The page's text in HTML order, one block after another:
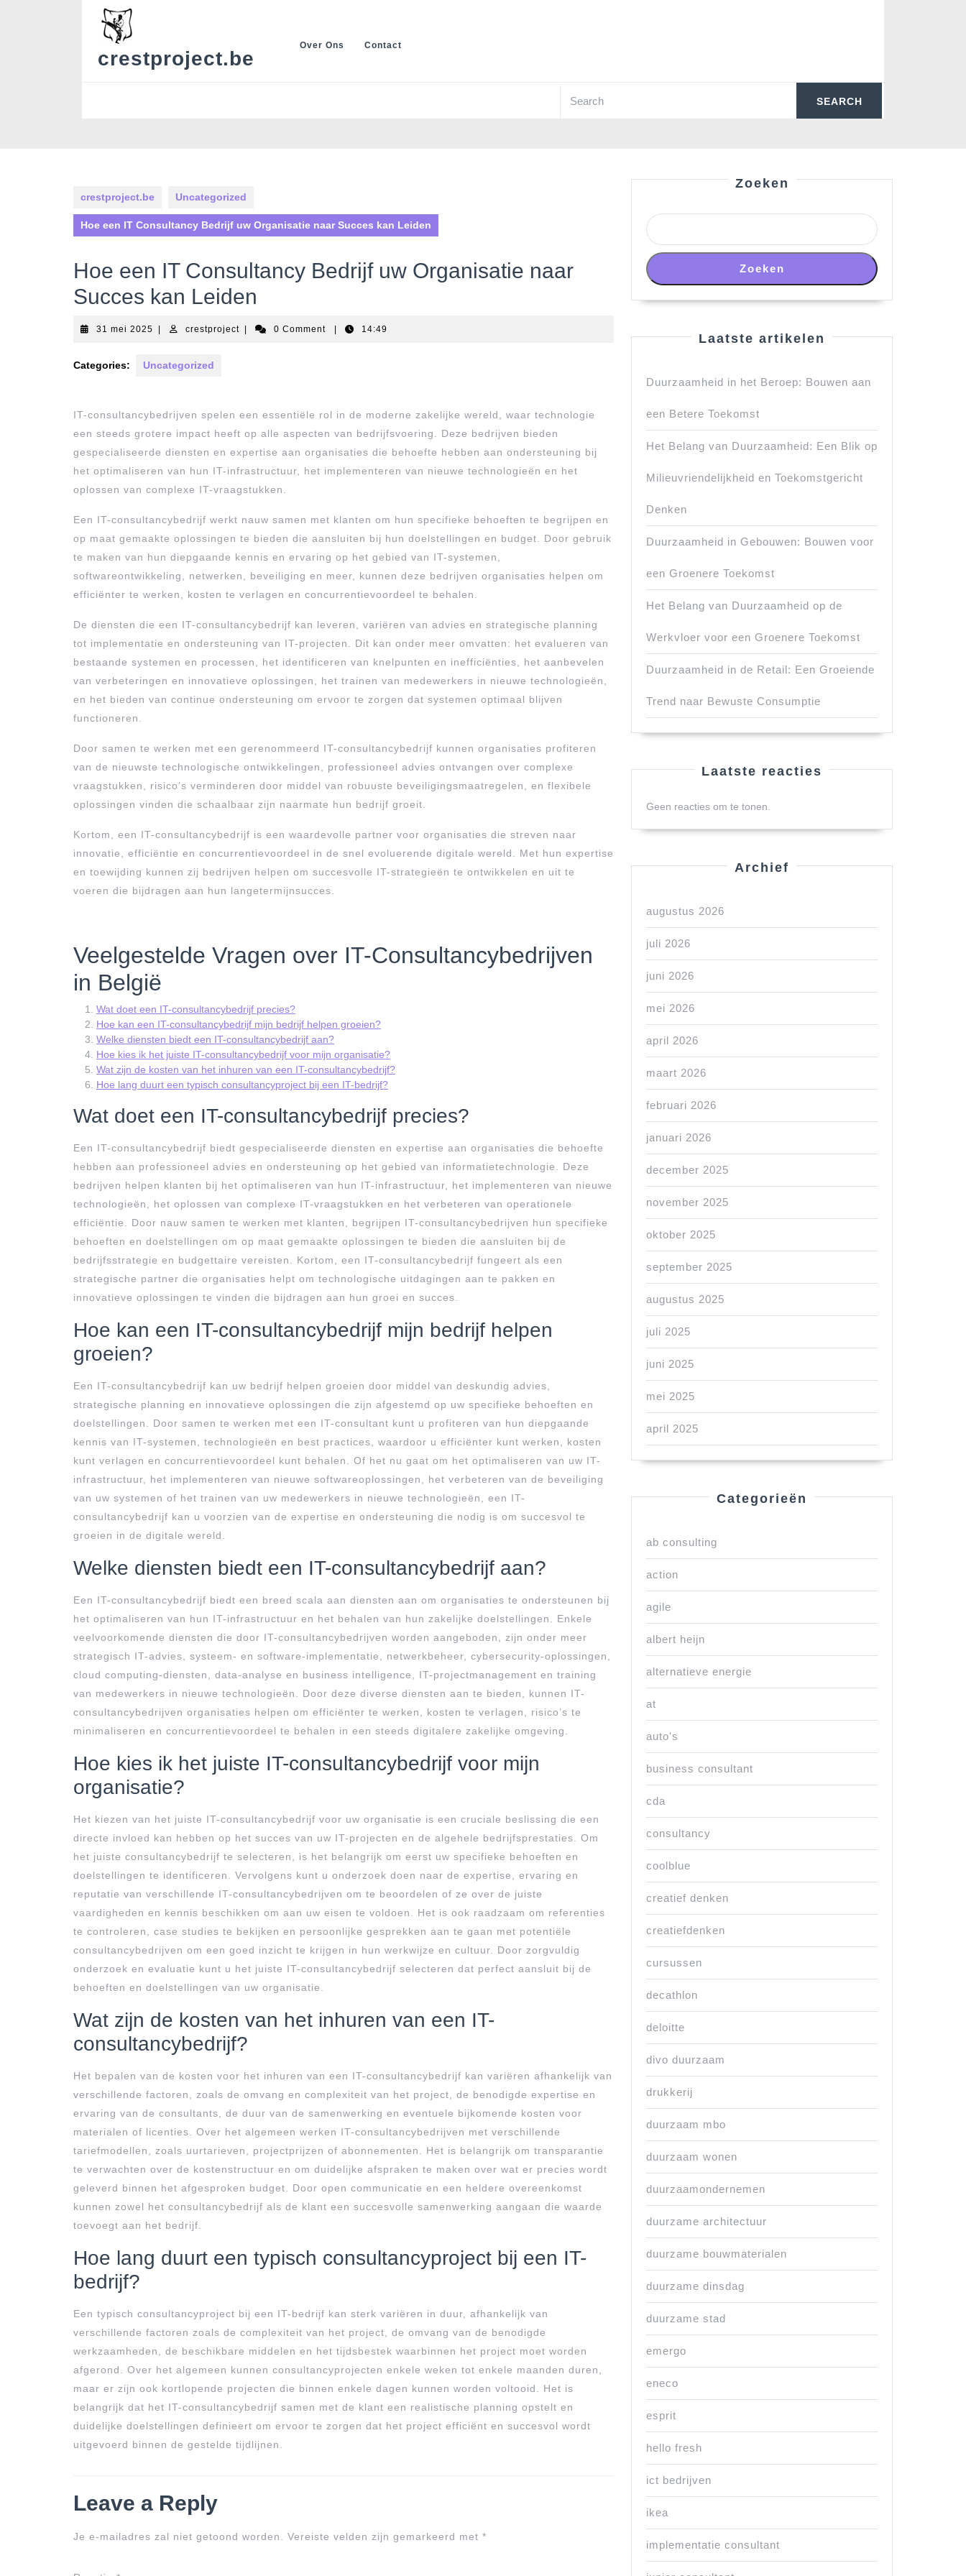
crestproject.be
Over Ons Contact
Search
crestproject.be Uncategorized
Hoe een IT Consultancy Bedrijf uw Organisatie naar Succes kan Leiden
Hoe een IT Consultancy Bedrijf uw Organisatie naar
Succes kan Leiden
31 mei 2025 31
crestprojectcrestproject0 Comment 14:49
Categories: Uncategorized
IT-consultancybedrijven spelen een essentiële rol in de moderne zakelijke wereld, waar technologie
een steeds grotere impact heeft op alle aspecten van bedrijfsvoering. Deze bedrijven bieden
gespecialiseerde diensten en expertise aan organisaties die behoefte hebben aan ondersteuning bij
het optimaliseren van hun IT-infrastructuur, het implementeren van nieuwe technologieën en het
oplossen van complexe IT-vraagstukken.
Een IT-consultancybedrijf werkt nauw samen met klanten om hun specifieke behoeften te begrijpen en
op maat gemaakte oplossingen te bieden die aansluiten bij hun doelstellingen en budget. Door gebruik
te maken van hun diepgaande kennis en ervaring op het gebied van IT-systemen,
softwareontwikkeling, netwerken, beveiliging en meer, kunnen deze bedrijven organisaties helpen om
efficiënter te werken, kosten te verlagen en concurrentievoordeel te behalen.
De diensten die een IT-consultancybedrijf kan leveren, variëren van advies en strategische planning
tot implementatie en ondersteuning van IT-projecten. Dit kan onder meer omvatten: het evalueren van
bestaande systemen en processen, het identificeren van knelpunten en inefficiënties, het aanbevelen
van verbeteringen en innovatieve oplossingen, het trainen van medewerkers in nieuwe technologieën,
en het bieden van continue ondersteuning om ervoor te zorgen dat systemen optimaal blijven
functioneren.
Door samen te werken met een gerenommeerd IT-consultancybedrijf kunnen organisaties profiteren
van de nieuwste technologische ontwikkelingen, professioneel advies ontvangen over complexe
vraagstukken, risico’s verminderen door middel van robuuste beveiligingsmaatregelen, en flexibele
oplossingen vinden die schaalbaar zijn naarmate hun bedrijf groeit.
Kortom, een IT-consultancybedrijf is een waardevolle partner voor organisaties die streven naar
innovatie, efficiëntie en concurrentievoordeel in de snel evoluerende digitale wereld. Met hun expertise
en toewijding kunnen zij bedrijven helpen om succesvolle IT-strategieën te ontwikkelen en uit te
voeren die bijdragen aan hun langetermijnsucces.
Veelgestelde Vragen over IT-Consultancybedrijven
in België
Wat doet een IT-consultancybedrijf precies?
Hoe kan een IT-consultancybedrijf mijn bedrijf helpen groeien?
Welke diensten biedt een IT-consultancybedrijf aan?
Hoe kies ik het juiste IT-consultancybedrijf voor mijn organisatie?
Wat zijn de kosten van het inhuren van een IT-consultancybedrijf?
Hoe lang duurt een typisch consultancyproject bij een IT-bedrijf?
Wat doet een IT-consultancybedrijf precies?
Een IT-consultancybedrijf biedt gespecialiseerde diensten en expertise aan organisaties die behoefte
hebben aan professioneel advies en ondersteuning op het gebied van informatietechnologie. Deze
bedrijven helpen klanten bij het optimaliseren van hun IT-infrastructuur, het implementeren van nieuwe
technologieën, het oplossen van complexe IT-vraagstukken en het verbeteren van operationele
efficiëntie. Door nauw samen te werken met klanten, begrijpen IT-consultancybedrijven hun specifieke
behoeften en doelstellingen om op maat gemaakte oplossingen te bieden die aansluiten bij de
bedrijfsstrategie en budgettaire vereisten. Kortom, een IT-consultancybedrijf fungeert als een
strategische partner die organisaties helpt om technologische uitdagingen aan te pakken en
innovatieve oplossingen te vinden die bijdragen aan hun groei en succes.
Hoe kan een IT-consultancybedrijf mijn bedrijf helpen
groeien?
Een IT-consultancybedrijf kan uw bedrijf helpen groeien door middel van deskundig advies,
strategische planning en innovatieve oplossingen die zijn afgestemd op uw specifieke behoeften en
doelstellingen. Door samen te werken met een IT-consultant kunt u profiteren van hun diepgaande
kennis van IT-systemen, technologieën en best practices, waardoor u efficiënter kunt werken, kosten
kunt verlagen en concurrentievoordeel kunt behalen. Of het nu gaat om het optimaliseren van uw IT-
infrastructuur, het implementeren van nieuwe softwareoplossingen, het verbeteren van de beveiliging
van uw systemen of het trainen van uw medewerkers in nieuwe technologieën, een IT-
consultancybedrijf kan u voorzien van de expertise en ondersteuning die nodig is om succesvol te
groeien in de digitale wereld.
Welke diensten biedt een IT-consultancybedrijf aan?
Een IT-consultancybedrijf biedt een breed scala aan diensten aan om organisaties te ondersteunen bij
het optimaliseren van hun IT-infrastructuur en het behalen van hun zakelijke doelstellingen. Enkele
veelvoorkomende diensten die door IT-consultancybedrijven worden aangeboden, zijn onder meer
strategisch IT-advies, systeem- en software-implementatie, netwerkbeheer, cybersecurity-oplossingen,
cloud computing-diensten, data-analyse en business intelligence, IT-projectmanagement en training
van medewerkers in nieuwe technologieën. Door deze diverse diensten aan te bieden, kunnen IT-
consultancybedrijven organisaties helpen om efficiënter te werken, kosten te verlagen, risico’s te
minimaliseren en concurrentievoordeel te behalen in een steeds digitalere zakelijke omgeving.
Hoe kies ik het juiste IT-consultancybedrijf voor mijn
organisatie?
Het kiezen van het juiste IT-consultancybedrijf voor uw organisatie is een cruciale beslissing die een
directe invloed kan hebben op het succes van uw IT-projecten en de algehele bedrijfsprestaties. Om
het juiste consultancybedrijf te selecteren, is het belangrijk om eerst uw specifieke behoeften en
doelstellingen te identificeren. Vervolgens kunt u onderzoek doen naar de expertise, ervaring en
reputatie van verschillende IT-consultancybedrijven om te beoordelen of ze over de juiste
vaardigheden en kennis beschikken om aan uw eisen te voldoen. Het is ook raadzaam om referenties
te controleren, case studies te bekijken en persoonlijke gesprekken aan te gaan met potentiële
consultancybedrijven om een goed inzicht te krijgen in hun werkwijze en cultuur. Door zorgvuldig
onderzoek en evaluatie kunt u het juiste IT-consultancybedrijf selecteren dat perfect aansluit bij de
behoeften en doelstellingen van uw organisatie.
Wat zijn de kosten van het inhuren van een IT-
consultancybedrijf?
Het bepalen van de kosten voor het inhuren van een IT-consultancybedrijf kan variëren afhankelijk van
verschillende factoren, zoals de omvang en complexiteit van het project, de benodigde expertise en
ervaring van de consultants, de duur van de samenwerking en eventuele bijkomende kosten voor
materialen of licenties. Over het algemeen werken IT-consultancybedrijven met verschillende
tariefmodellen, zoals uurtarieven, projectprijzen of abonnementen. Het is belangrijk om transparantie
te verwachten over de kostenstructuur en om duidelijke afspraken te maken over wat er precies wordt
geleverd binnen het afgesproken budget. Door open communicatie en een heldere overeenkomst
kunnen zowel het consultancybedrijf als de klant een succesvolle samenwerking aangaan die waarde
toevoegt aan het bedrijf.
Hoe lang duurt een typisch consultancyproject bij een IT-
bedrijf?
Een typisch consultancyproject bij een IT-bedrijf kan sterk variëren in duur, afhankelijk van
verschillende factoren zoals de complexiteit van het project, de omvang van de benodigde
werkzaamheden, de beschikbare middelen en het tijdsbestek waarbinnen het project moet worden
afgerond. Over het algemeen kunnen consultancyprojecten enkele weken tot enkele maanden duren,
maar er zijn ook kortlopende projecten die binnen enkele dagen kunnen worden voltooid. Het is
belangrijk dat het IT-consultancybedrijf samen met de klant een realistische planning opstelt en
duidelijke doelstellingen definieert om ervoor te zorgen dat het project efficiënt en succesvol wordt
uitgevoerd binnen de gestelde tijdlijnen.
Leave a Reply
Je e-mailadres zal niet getoond worden. Vereiste velden zijn gemarkeerd met *
Zoeken
Zoeken
Laatste artikelen
Duurzaamheid in het Beroep: Bouwen aan
een Betere Toekomst
Het Belang van Duurzaamheid: Een Blik op
Milieuvriendelijkheid en Toekomstgericht
Denken
Duurzaamheid in Gebouwen: Bouwen voor
een Groenere Toekomst
Het Belang van Duurzaamheid op de
Werkvloer voor een Groenere Toekomst
Duurzaamheid in de Retail: Een Groeiende
Trend naar Bewuste Consumptie
Laatste reacties
Geen reacties om te tonen.
Archief
augustus 2026
juli 2026
juni 2026
mei 2026
april 2026
maart 2026
februari 2026
januari 2026
december 2025
november 2025
oktober 2025
september 2025
augustus 2025
juli 2025
juni 2025
mei 2025
april 2025
Categorieën
ab consulting
action
agile
albert heijn
alternatieve energie
at
auto's
business consultant
cda
consultancy
coolblue
creatief denken
creatiefdenken
cursussen
decathlon
deloitte
divo duurzaam
drukkerij
duurzaam mbo
duurzaam wonen
duurzaamondernemen
duurzame architectuur
duurzame bouwmaterialen
duurzame dinsdag
duurzame stad
emergo
eneco
esprit
hello fresh
ict bedrijven
ikea
implementatie consultant